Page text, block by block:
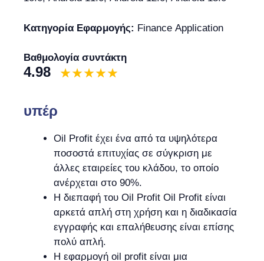
Κατηγορία Εφαρμογής: Finance Application
Βαθμολογία συντάκτη
4.98
υπέρ
Oil Profit έχει ένα από τα υψηλότερα
ποσοστά επιτυχίας σε σύγκριση με
άλλες εταιρείες του κλάδου, το οποίο
ανέρχεται στο 90%.
Η διεπαφή του Oil Profit Oil Profit είναι
αρκετά απλή στη χρήση και η διαδικασία
εγγραφής και επαλήθευσης είναι επίσης
πολύ απλή.
Η εφαρμογή oil profit είναι μια